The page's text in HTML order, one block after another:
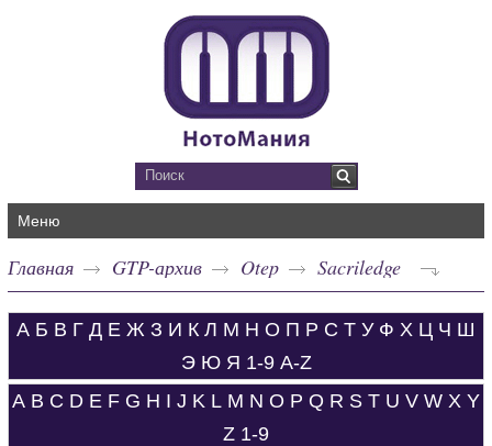
Меню
Главная GTP-архив Otep Sacriledge
А Б В Г Д Е Ж З И К Л М Н О П Р С Т У Ф Х Ц Ч Ш
Э Ю Я 1-9 A-Z
A B C D E F G H I J K L M N O P Q R S T U V W X Y
Z 1-9